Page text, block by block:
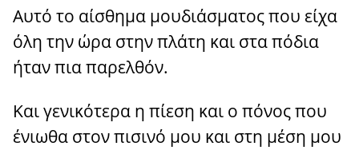
Αυτό το αίσθημα μουδιάσματος που είχα
όλη την ώρα στην πλάτη και στα πόδια
ήταν πια παρελθόν.
Και γενικότερα η πίεση και ο πόνος που
ένιωθα στον πισινό μου και στη μέση μου